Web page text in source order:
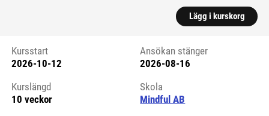
Lägg i kurskorg
Kursstart 6220076
Kursstart
2026-10-12
Ansökan stänger
2026-08-16
Kurslängd
10 veckor
Skola
Mindful AB